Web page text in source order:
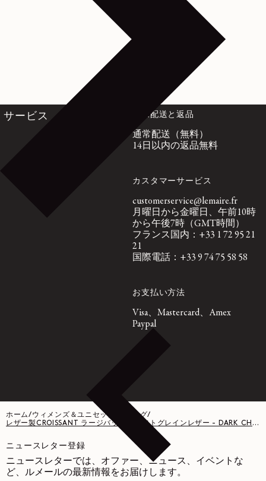
サービス 国際配送と返品
通常配送（無料）
14日以内の返品無料
カスタマーサービス
customerservice@lemaire.fr
月曜日から金曜日、午前10時
から午後7時（GMT時間）
フランス国内：+33 1 72 95 21
21
国際電話：+33 9 74 75 58 58
お支払い方法
Visa、Mastercard、Amex
Paypal
ホーム/ウィメンズ＆ユニセックス バッグ/
レザー製CROISSANT ラージバッグ - ソフトグレインレザー - DARK CHOCOLATE
ニュースレター登録
ニュースレターでは、オファー、ニュース、イベントな
ど、ルメールの最新情報をお届けします。